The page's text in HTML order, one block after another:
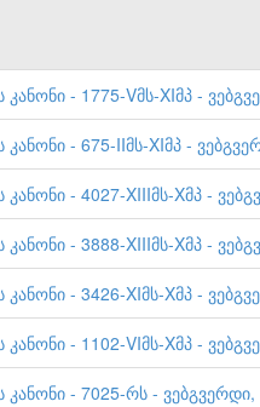
- 1775-Vმს-XIმპ -
- 675-IIმს-XIმპ -
- 4027-XIIIმს-Xმპ -
- 3888-XIIIმს-Xმპ -
- 3426-XIმს-Xმპ -
- 1102-VIმს-Xმპ -
კანონი - 7025-რს -